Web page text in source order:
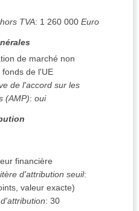
TVA: 1 260 000 Euro
de marché non
de l'UE
de l'accord sur les
(AMP): oui
financière
d'attribution seuil:
valeur exacte)
: 30